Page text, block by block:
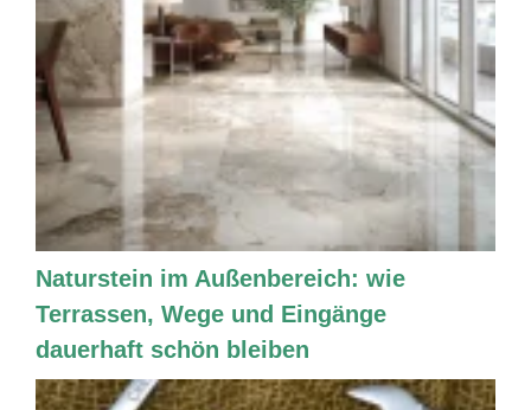
Naturstein im Außenbereich: wie
Terrassen, Wege und Eingänge
dauerhaft schön bleiben